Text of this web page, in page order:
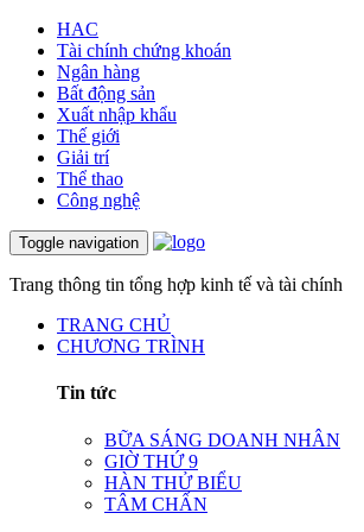
HAC
Tài chính chứng khoán
Ngân hàng
Bất động sản
Xuất nhập khẩu
Thế giới
Giải trí
Thể thao
Công nghệ
Toggle navigation
Trang thông tin tổng hợp kinh tế và tài chính
TRANG CHỦ
CHƯƠNG TRÌNH
Tin tức
BỮA SÁNG DOANH NHÂN
GIỜ THỨ 9
HÀN THỬ BIỂU
TÂM CHẤN